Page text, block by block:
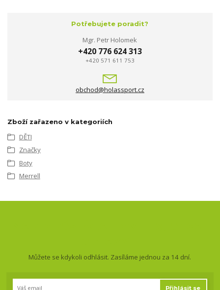
Potřebujete poradit?
Mgr. Petr Holomek
+420 776 624 313
+420 571 611 753
obchod@holassport.cz
Zboží zařazeno v kategoriích
DĚTI
Značky
Boty
Merrell
Můžete se kdykoli odhlásit. Zasíláme jednou za 14 dní.
Přihlásit se